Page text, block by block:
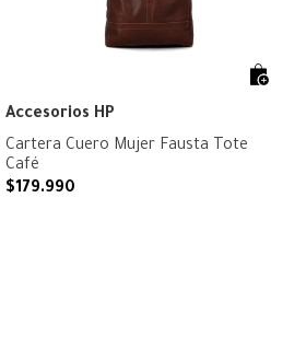
Accesorios HP
Cartera Cuero Mujer Fausta Tote
Café
$179.990